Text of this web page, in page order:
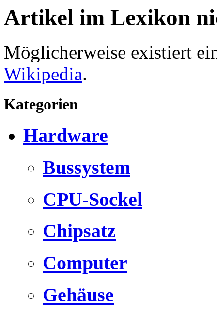
Artikel im Lexikon
Möglicherweise existiert
Wikipedia.
Kategorien
Hardware
Bussystem
CPU-Sockel
Chipsatz
Computer
Gehäuse